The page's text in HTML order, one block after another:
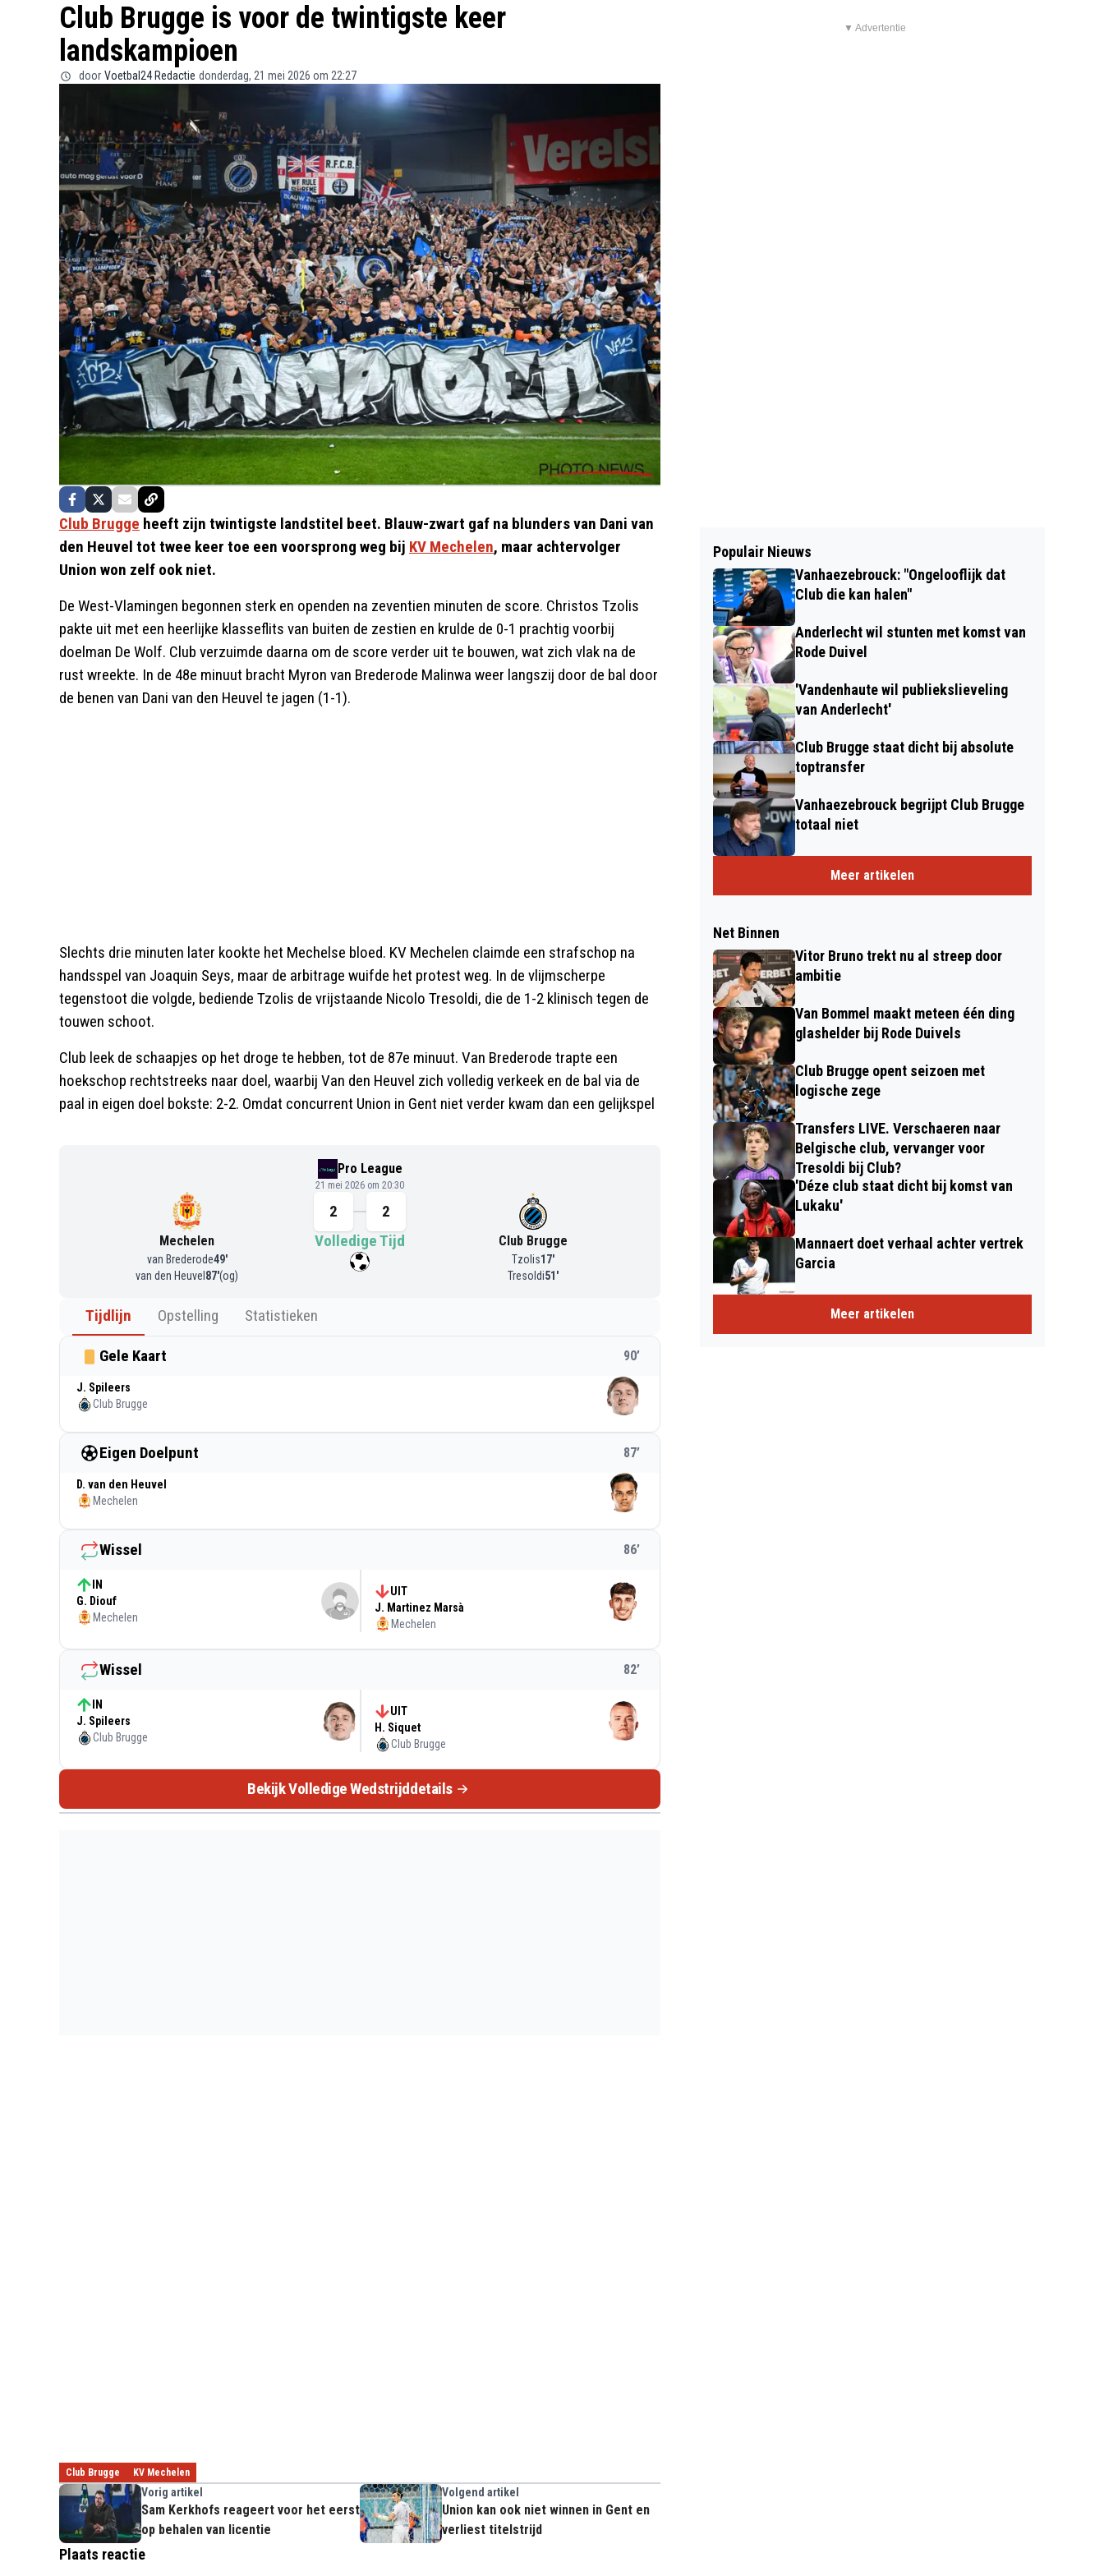
Club Brugge is voor de twintigste keer
landskampioen
door Voetbal24 Redactie donderdag, 21 mei 2026 om 22:27
Club Brugge heeft zijn twintigste landstitel beet. Blauw-zwart gaf na blunders van Dani van
den Heuvel tot twee keer toe een voorsprong weg bij KV Mechelen, maar achtervolger
Union won zelf ook niet.
De West-Vlamingen begonnen sterk en openden na zeventien minuten de score. Christos Tzolis
pakte uit met een heerlijke klasseflits van buiten de zestien en krulde de 0-1 prachtig voorbij
doelman De Wolf. Club verzuimde daarna om de score verder uit te bouwen, wat zich vlak na de
rust wreekte. In de 48e minuut bracht Myron van Brederode Malinwa weer langszij door de bal door
de benen van Dani van den Heuvel te jagen (1-1).
Slechts drie minuten later kookte het Mechelse bloed. KV Mechelen claimde een strafschop na
handsspel van Joaquin Seys, maar de arbitrage wuifde het protest weg. In de vlijmscherpe
tegenstoot die volgde, bediende Tzolis de vrijstaande Nicolo Tresoldi, die de 1-2 klinisch tegen de
touwen schoot.
Club leek de schaapjes op het droge te hebben, tot de 87e minuut. Van Brederode trapte een
hoekschop rechtstreeks naar doel, waarbij Van den Heuvel zich volledig verkeek en de bal via de
paal in eigen doel bokste: 2-2. Omdat concurrent Union in Gent niet verder kwam dan een gelijkspel
Pro League
21 mei 2026 om 20:30
Mechelen
van Brederode49'
van den Heuvel 87'(og)
2
2
Volledige Tijd
Club Brugge
Tzolis17'
Tresoldi51 '
Tijdlijn Opstelling Statistieken
Gele Kaart 90’
J. Spileers
Club Brugge
Eigen Doelpunt 87’
D. van den Heuvel
Mechelen
Wissel 86’
IN
G. Diouf
Mechelen
UIT
J. Martinez Marsà
Mechelen
Wissel 82’
IN
J. Spileers
Club Brugge
UIT
H. Siquet
Club Brugge
Bekijk Volledige Wedstrijddetails
Club Brugge KV Mechelen
Vorig artikel
Sam Kerkhofs reageert voor het eerst
op behalen van licentie
Volgend artikel
Union kan ook niet winnen in Gent en
verliest titelstrijd
Plaats reactie
▼ Advertentie
Populair Nieuws
Vanhaezebrouck: "Ongelooflijk dat
Club die kan halen"
Anderlecht wil stunten met komst van
Rode Duivel
'Vandenhaute wil publiekslieveling
van Anderlecht'
Club Brugge staat dicht bij absolute
toptransfer
Vanhaezebrouck begrijpt Club Brugge
totaal niet
Meer artikelen
Net Binnen
Vitor Bruno trekt nu al streep door
ambitie
Van Bommel maakt meteen één ding
glashelder bij Rode Duivels
Club Brugge opent seizoen met
logische zege
Transfers LIVE. Verschaeren naar
Belgische club, vervanger voor
Tresoldi bij Club?
'Déze club staat dicht bij komst van
Lukaku'
Mannaert doet verhaal achter vertrek
Garcia
Meer artikelen